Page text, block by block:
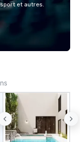
et autres.